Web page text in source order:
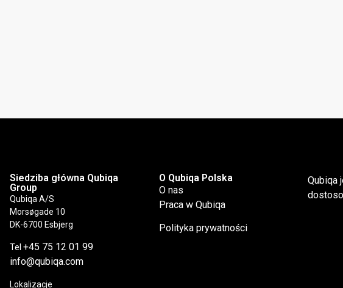
Siedziba główna Qubiqa
Group
Qubiqa A/S
Morsøgade 10
DK-6700 Esbjerg
Tel +45 75 12 01 99
info@qubiqa.com
Lokalizacje
O Qubiqa Polska
O nas
Praca w Qubiqa
Polityka prywatności
Qubiqa